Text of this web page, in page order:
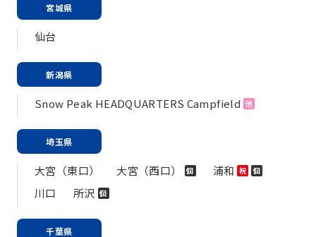
宮城県
仙台
新潟県
Snow Peak HEADQUARTERS Campfield 他
埼玉県
大宮（東口） 大宮（西口） 個 浦和 祝 個
川口 所沢 個
千葉県